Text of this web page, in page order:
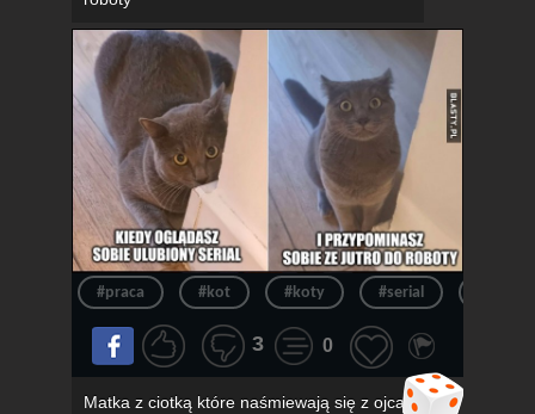
#praca #kot #koty #serial
3 0
Matka z ciotką które naśmiewają się z ojca,